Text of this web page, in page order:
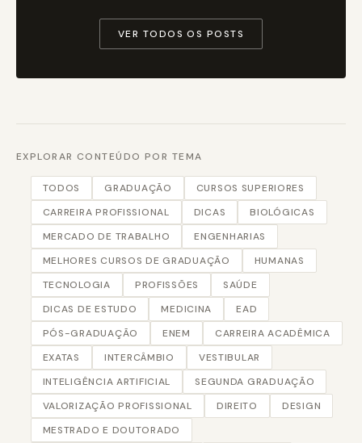
VER TODOS OS POSTS
EXPLORAR CONTEÚDO POR TEMA
TODOS GRADUAÇÃO
CURSOS SUPERIORES
CARREIRA PROFISSIONAL
DICAS
BIOLÓGICAS
MERCADO DE TRABALHO
ENGENHARIAS
MELHORES CURSOS DE GRADUAÇÃO
HUMANAS
TECNOLOGIA
PROFISSÕES
SAÚDE
DICAS DE ESTUDO
MEDICINA
EAD
PÓS-GRADUAÇÃO
ENEM
CARREIRA ACADÊMICA
EXATAS
INTERCÂMBIO
VESTIBULAR
INTELIGÊNCIA ARTIFICIAL
SEGUNDA GRADUAÇÃO
VALORIZAÇÃO PROFISSIONAL
DIREITO
DESIGN
MESTRADO E DOUTORADO